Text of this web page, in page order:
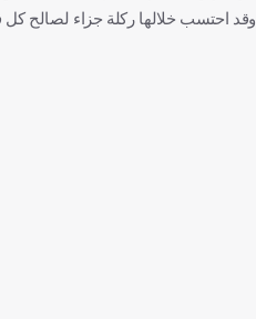
وقد احتسب خلالها ركلة جزاء لصالح كل